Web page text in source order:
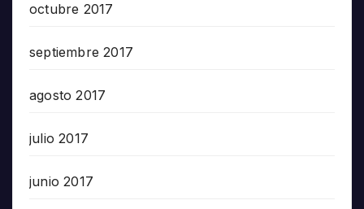
octubre 2017
septiembre 2017
agosto 2017
julio 2017
junio 2017